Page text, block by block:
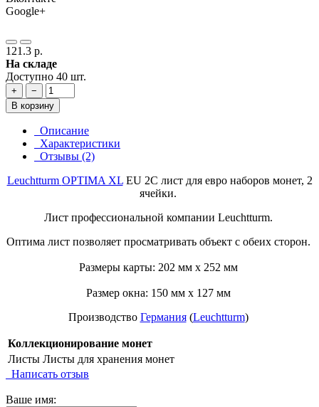
Google+
121.3 р.
На складе
Доступно 40 шт.
+
−
В корзину
Описание
Характеристики
Отзывы (2)
Leuchtturm OPTIMA XLEU 2C лист для евро наборов монет, 2
ячейки.
Лист профессиональной компании Leuchtturm.
Оптима лист позволяет просматривать объект с обеих сторон.
Размеры карты: 202 мм х 252 мм
Размер окна: 150 мм х 127 мм
Производство Германия(Leuchtturm)
Коллекционирование монет
Листы Листы для хранения монет
Написать отзыв
Ваше имя: